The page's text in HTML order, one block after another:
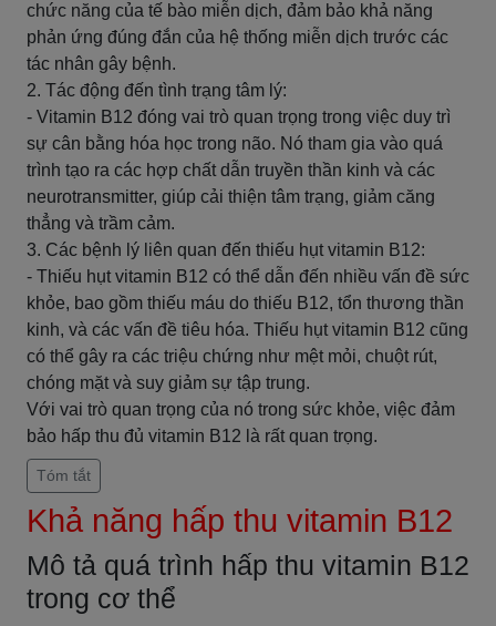
chức năng của tế bào miễn dịch, đảm bảo khả năng
phản ứng đúng đắn của hệ thống miễn dịch trước các
tác nhân gây bệnh.
2. Tác động đến tình trạng tâm lý:
- Vitamin B12 đóng vai trò quan trọng trong việc duy trì
sự cân bằng hóa học trong não. Nó tham gia vào quá
trình tạo ra các hợp chất dẫn truyền thần kinh và các
neurotransmitter, giúp cải thiện tâm trạng, giảm căng
thẳng và trầm cảm.
3. Các bệnh lý liên quan đến thiếu hụt vitamin B12:
- Thiếu hụt vitamin B12 có thể dẫn đến nhiều vấn đề sức
khỏe, bao gồm thiếu máu do thiếu B12, tổn thương thần
kinh, và các vấn đề tiêu hóa. Thiếu hụt vitamin B12 cũng
có thể gây ra các triệu chứng như mệt mỏi, chuột rút,
chóng mặt và suy giảm sự tập trung.
Với vai trò quan trọng của nó trong sức khỏe, việc đảm
bảo hấp thu đủ vitamin B12 là rất quan trọng.
Tóm tắt
Khả năng hấp thu vitamin B12
Mô tả quá trình hấp thu vitamin B12
trong cơ thể